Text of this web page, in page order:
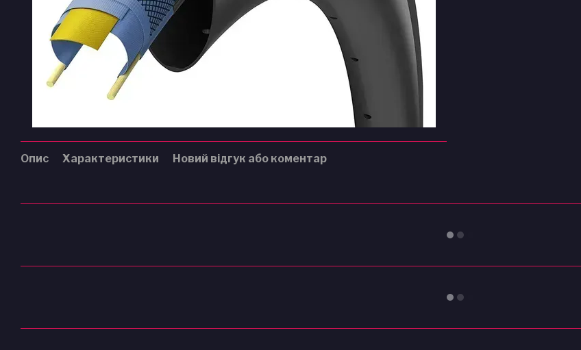
Опис Характеристики Новий відгук або коментар